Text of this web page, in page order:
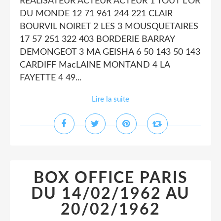
DU MONDE 12 71 961 244 221 CLAIR
BOURVIL NOIRET 2 LES 3 MOUSQUETAIRES
17 57 251 322 403 BORDERIE BARRAY
DEMONGEOT 3 MA GEISHA 6 50 143 50 143
CARDIFF MacLAINE MONTAND 4 LA
FAYETTE 4 49...
Lire la suite
BOX OFFICE PARIS
DU 14/02/1962 AU
20/02/1962